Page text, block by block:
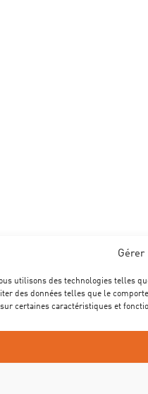
Gérer
utilisons des technologies telles
des données telles que le
certaines caractéristiques et